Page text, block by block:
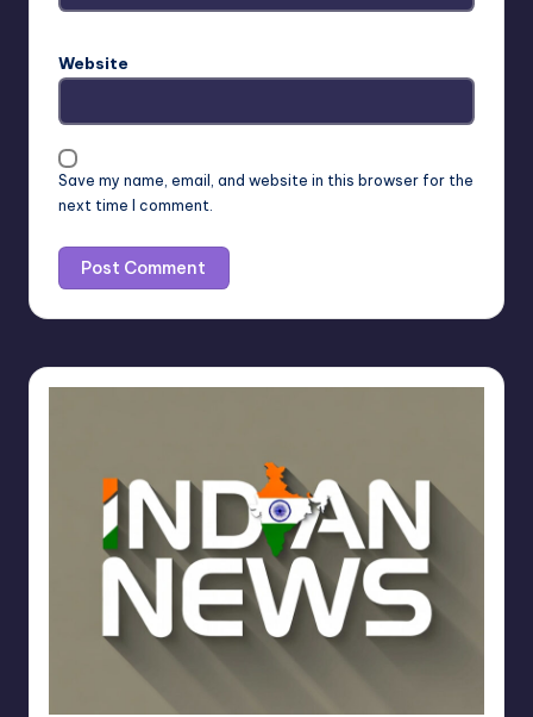
Website
Save my name, email, and website in this browser for the
next time I comment.